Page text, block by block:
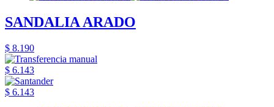
SANDALIA ARADO
$ 8.190
$ 6.143
$ 6.143